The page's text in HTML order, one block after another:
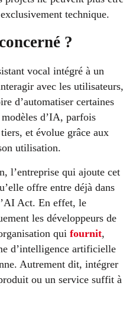
technique.
?
vocal intégré à un
avec les utilisateurs,
d’automatiser certaines
d’IA, parfois
et évolue grâce aux
utilisation.
l’entreprise qui ajoute cet
offre entre déjà dans
Act. En effet, le
les développeurs de
qui fournit,
d’intelligence artificielle
Autrement dit, intégrer
ou un service suffit à